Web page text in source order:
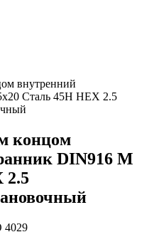
внутренний
Сталь 45Н HEX 2.5
концом
DIN916 М
2.5
4029